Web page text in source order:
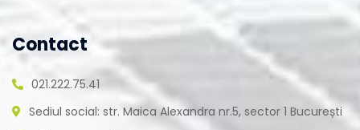
Contact
021.222.75.41
Sediul social: str. Maica Alexandra nr.5, sector 1 București